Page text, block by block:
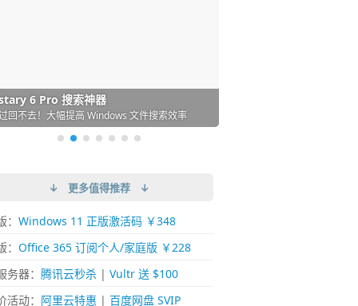
必备的下载神器
的 Windows 平台下载工具
6 Pro 搜索神器
回不去！大幅提高 Windows 文件搜索效率
桌面图标自动整理/美化神器
必备！图标再多桌面也不再凌乱！
Desktop 虚拟机
上流畅运行 Windows (支持 M 芯片)
下载网络视频的神器 (Mac)
下视频，超简单好用！谁用谁知道
- 极简好用的 Markdown 编辑器
写作体验！跨平台支持 Win / Mac
↓ 更多值得推荐 ↓
Windows 11 正版激活码 ￥348
Office 365 订阅个人/家庭版 ￥228
务器： 腾讯云秒杀| Vultr 送 $100
活动： 阿里云特惠 | 百度网盘 SVIP